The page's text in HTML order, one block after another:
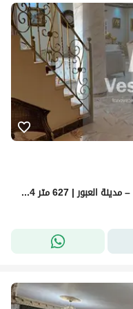
فيلا دوبلكس مستقلة للبيع في الحي الرابع – مدينة العبور | 627 متر Code 434 فرصة مميزة لامتلاك فيلا دوبلكس مستقلة في أحد أفضل مواقع الحي الرابع بمدينة